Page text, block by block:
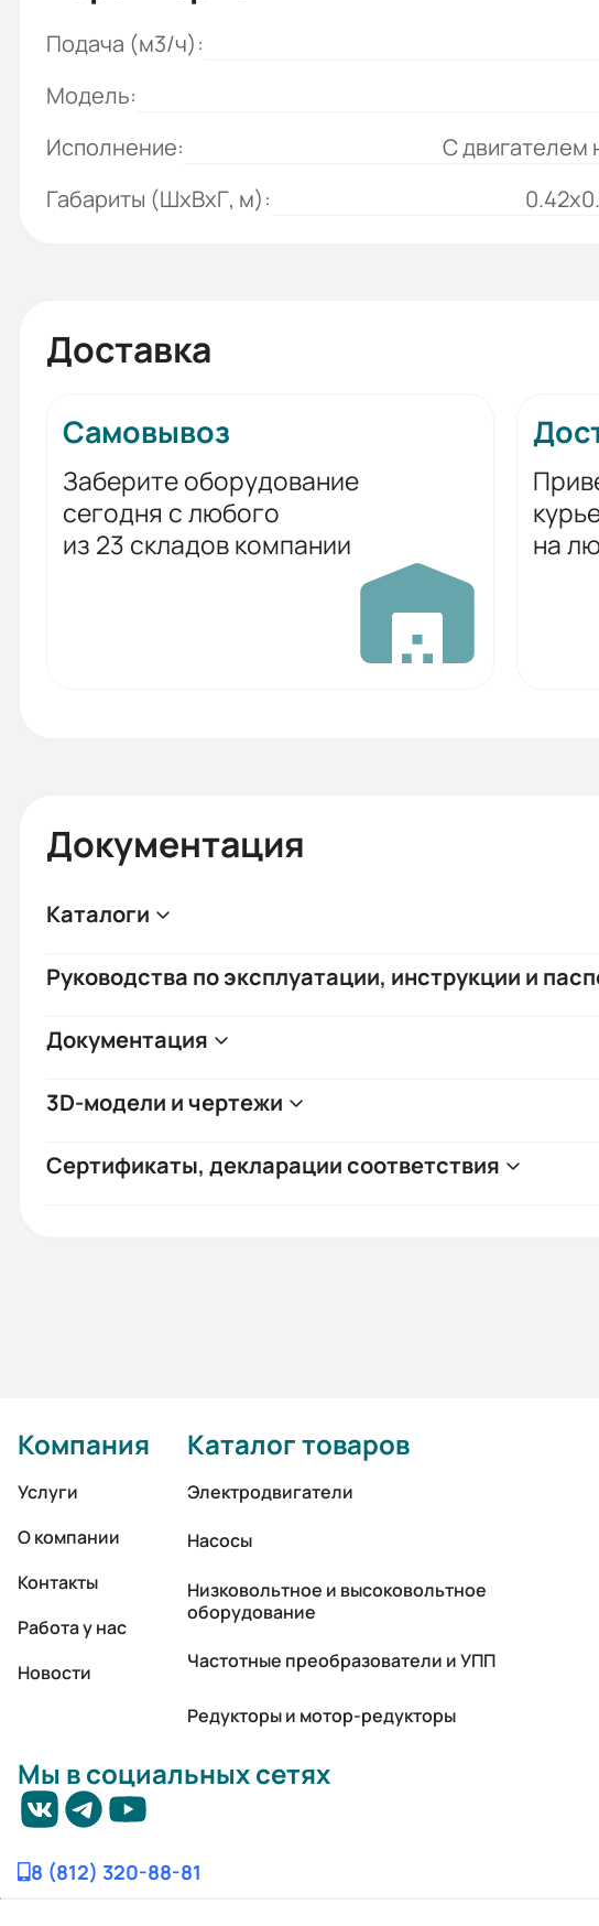
Подача (м3/ч):
Модель:
Исполнение:
С двигателем
Габариты (ШхВхГ, м):
Доставка
Самовывоз
Заберите оборудование
сегодня с любого
из 23 складов компании
на
Документация
Каталоги
Руководства по эксплуатации, инструкции и
Документация
3D-модели и чертежи
Сертификаты, декларации соответствия
Компания
Услуги
О компании
Контакты
Работа у нас
Новости
Каталог товаров
Электродвигатели
Насосы
Низковольтное и высоковольтное
оборудование
Частотные преобразователи и УПП
Редукторы и мотор-редукторы
Мы в социальных сетях
8 (812) 320-88-81